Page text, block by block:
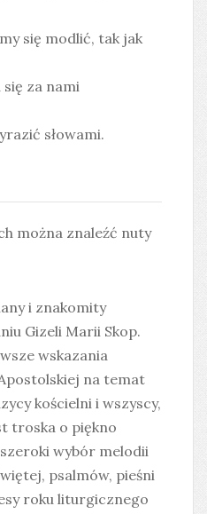
się modlić, tak jak
za nami
słowami.
można znaleźć nuty
i znakomity
Gizeli Marii Skop.
wskazania
na temat
kościelni i wszyscy,
troska o piękno
wybór melodii
psalmów, pieśni
roku liturgicznego